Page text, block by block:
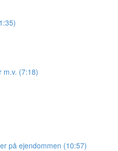
(7:18)
på ejendommen (10:57)